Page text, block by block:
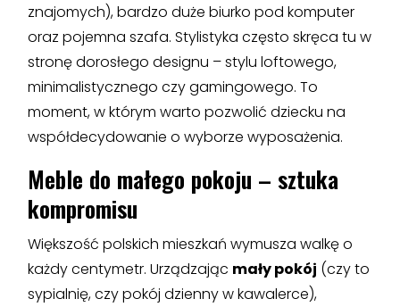
znajomych), bardzo duże biurko pod komputer
oraz pojemna szafa. Stylistyka często skręca tu w
stronę dorosłego designu – stylu loftowego,
minimalistycznego czy gamingowego. To
moment, w którym warto pozwolić dziecku na
współdecydowanie o wyborze wyposażenia.
Meble do małego pokoju – sztuka
kompromisu
Większość polskich mieszkań wymusza walkę o
każdy centymetr. Urządzając mały pokój (czy to
sypialnię, czy pokój dzienny w kawalerce),